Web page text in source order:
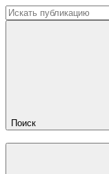
Поиск